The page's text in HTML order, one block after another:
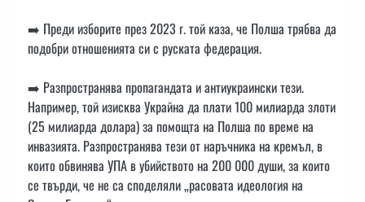
➡️ Преди изборите през 2023 г. той каза, че Полша трябва да
подобри отношенията си с руската федерация.
➡️ Разпространява пропагандата и антиукраински тези.
Например, той изисква Украйна да плати 100 милиарда злоти
(25 милиарда долара) за помощта на Полша по време на
инвазията. Разпространява тези от наръчника на кремъл, в
които обвинява УПА в убийството на 200 000 души, за които
се твърди, че не са споделяли „расовата идеология на